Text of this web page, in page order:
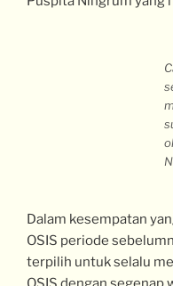
Dalam kesempatan
OSIS periode
terpilih untuk selalu